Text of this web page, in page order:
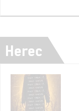
Herec